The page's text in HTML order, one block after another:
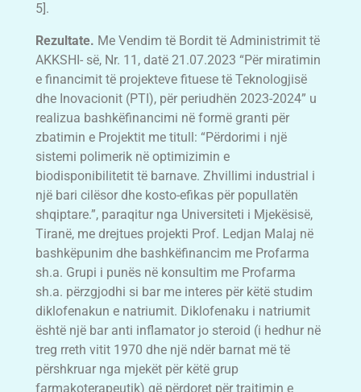
5].
Rezultate. Me Vendim të Bordit të Administrimit të
AKKSHI- së, Nr. 11, datë 21.07.2023 “Për miratimin
e financimit të projekteve fituese të Teknologjisë
dhe Inovacionit (PTI), për periudhën 2023-2024” u
realizua bashkëfinancimi në formë granti për
zbatimin e Projektit me titull: “Përdorimi i një
sistemi polimerik në optimizimin e
biodisponibilitetit të barnave. Zhvillimi industrial i
një bari cilësor dhe kosto-efikas për popullatën
shqiptare.”, paraqitur nga Universiteti i Mjekësisë,
Tiranë, me drejtues projekti Prof. Ledjan Malaj në
bashkëpunim dhe bashkëfinancim me Profarma
sh.a. Grupi i punës në konsultim me Profarma
sh.a. përzgjodhi si bar me interes për këtë studim
diklofenakun e natriumit. Diklofenaku i natriumit
është një bar anti inflamator jo steroid (i hedhur në
treg rreth vitit 1970 dhe një ndër barnat më të
përshkruar nga mjekët për këtë grup
farmakoterapeutik) që përdoret për trajtimin e